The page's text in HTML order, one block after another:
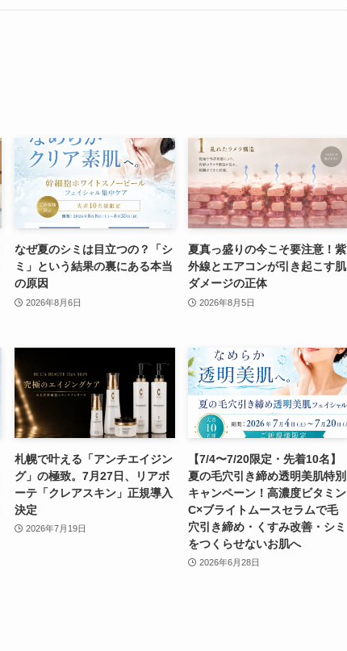
なぜ夏のシミは目立つの？「シ
ミ」という結果の裏にある本当
の原因
2026年8月6日
夏真っ盛りの今こそ要注意！紫
外線とエアコンが引き起こす肌
ダメージの正体
2026年8月5日
札幌で叶える「アンチエイジン
グ」の極致。7月27日、リアボ
ーテ「クレアスキン」正規導入
決定
2026年7月19日
【7/4〜7/20限定・先着10名】
夏の毛穴引き締め透明美肌特別
キャンペーン！高濃度ビタミン
C×ブライトムースセラムで毛
穴引き締め・くすみ改善・シミ
をつくらせないお肌へ
2026年6月28日